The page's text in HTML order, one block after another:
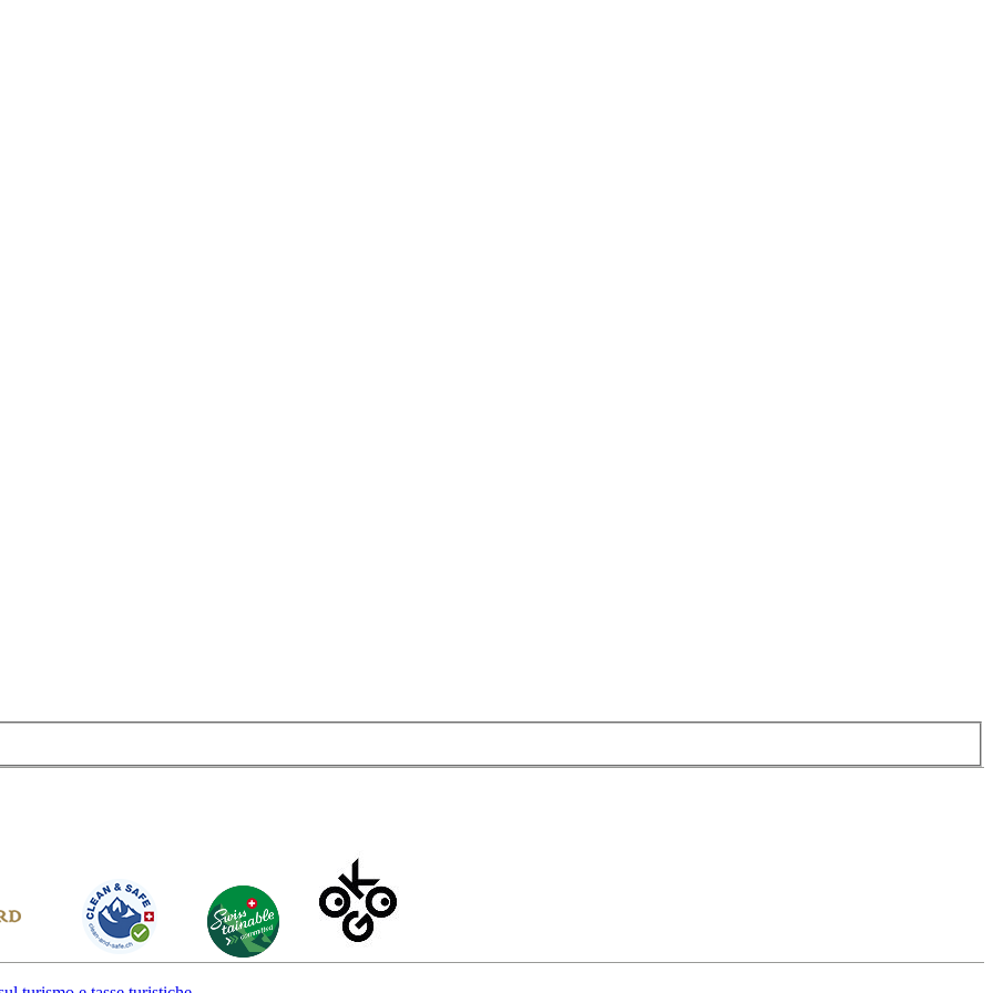
Alpenweiden der Region zu entdecken. Ausgehend von Acquacalda folgt man der speziellen Markierung Nummer 7 und erreicht
Alpe Croce, Alpe Pertusio, Alpe Casaccia, Alpe Sanprou und Alpe Pozzetta.
noch in Betrieb und es ist möglich, ihre Milchprodukte direkt zu kaufen.
Brunnen, mobile Melkwagen, Kalkwände unter denen der Fluss Brenno entspringt (Alpe Pertusio) beobachten und um den
der Alpen.